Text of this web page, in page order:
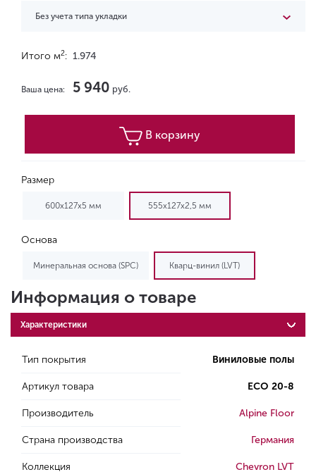
Без учета типа укладки
Итого м2: 1.974
Ваша цена: 5 940 руб.
В корзину
Размер
600х127х5 мм 555x127x2,5 мм
Основа
Минеральная основа (SPC) Кварц-винил (LVT)
Информация о товаре
Характеристики
Тип покрытия Виниловые полы
Артикул товара ECO 20-8
Производитель Alpine Floor
Страна производства Германия
Коллекция Chevron LVT